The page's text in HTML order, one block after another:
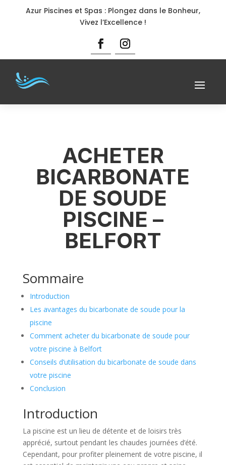
Azur Piscines et Spas : Plongez dans le Bonheur,
Vivez l’Excellence !
ACHETER
BICARBONATE
DE SOUDE
PISCINE –
BELFORT
Sommaire
Introduction
Les avantages du bicarbonate de soude pour la
piscine
Comment acheter du bicarbonate de soude pour
votre piscine à Belfort
Conseils d’utilisation du bicarbonate de soude dans
votre piscine
Conclusion
Introduction
La piscine est un lieu de détente et de loisirs très
apprécié, surtout pendant les chaudes journées d’été.
Cependant, pour profiter pleinement de votre piscine, il